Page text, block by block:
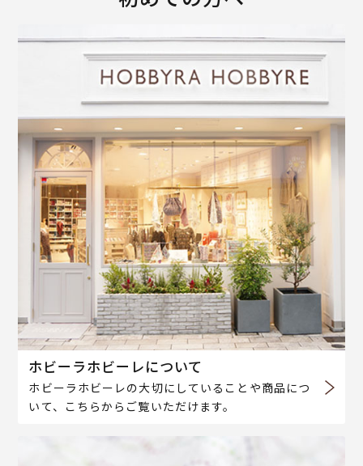
ホビーラホビーレについて
ホビーラホビーレの大切にしていることや商品につ
いて、こちらからご覧いただけます。